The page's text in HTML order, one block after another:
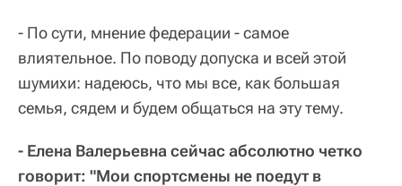
- По сути, мнение федерации - самое
влиятельное. По поводу допуска и всей этой
шумихи: надеюсь, что мы все, как большая
семья, сядем и будем общаться на эту тему.
- Елена Валерьевна сейчас абсолютно четко
говорит: "Мои спортсмены не поедут в